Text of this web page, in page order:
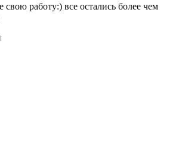
работу:) все остались более чем